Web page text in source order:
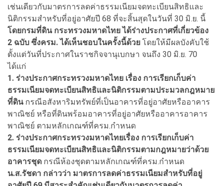
เช่นเดียวกับมาตรการลดค่าธรรมเนียมจดทะเบียนสิทธิและ
นิติกรรมสำหรับที่อยู่อาศัยปี 68 ที่จะสิ้นสุดในวันที่ 30 มิ.ย. นี้
โดยกรมที่ดิน กระทรวงมหาดไทย ได้ร่างประกาศที่เกี่ยวข้อง
2 ฉบับ ซึ่งครม. ได้เห็นชอบในครั้งนี้ด้วย โดยให้มีผลบังคับใช้
ตั้งแต่วันที่ประกาศในราชกิจจานุเบกษา จนถึง 30 มิ.ย. 70
ได้แก่
1. ร่างประกาศกระทรวงมหาดไทย เรื่อง การเรียกเก็บค่า
ธรรมเนียมจดทะเบียนสิทธิและนิติกรรมตามประมวลกฎหมาย
ที่ดินกรณีอสังหาริมทรัพย์ที่เป็นอาคารที่อยู่อาศัยหรืออาคาร
พาณิชย์ หรือที่ดินพร้อมอาคารที่อยู่อาศัยหรืออาคารอาคาร
พาณิชย์ ตามหลักเกณฑ์ที่ครม.กำหนด
2. ร่างประกาศกระทรวงมหาดไทยเรื่อง การเรียกเก็บค่า
ธรรมเนียมจดทะเบียนสิทธิและนิติกรรมตามกฎหมายว่าด้วย
อาคารชุด กรณีห้องชุดตามหลักเกณฑ์ที่ครม.กำหนด
น.ส.รัชดา กล่าวว่า มาตรการลดค่าธรรมเนียมสำหรับที่อยู่